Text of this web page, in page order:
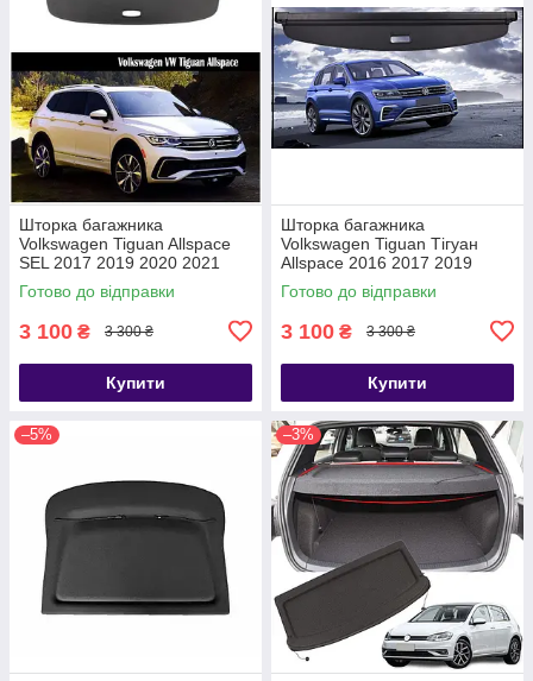
Шторка багажника
Volkswagen Tiguan Allspace
SEL 2017 2019 2020 2021
2022 2023 полка ролет
Готово до відправки
3 100 ₴ 3 300 ₴
Купити
Шторка багажника
Volkswagen Tiguan Тігуан
Allspace 2016 2017 2019
2020 2021 2022 полка ролет
Готово до відправки
3 100 ₴ 3 300 ₴
Купити
–5% –3%